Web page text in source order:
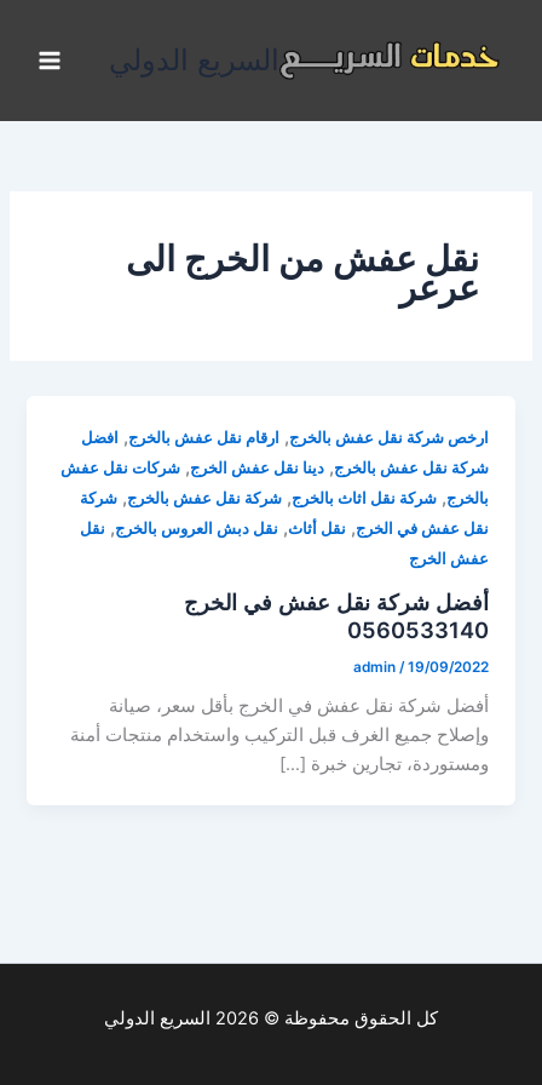
المحتوى
السريع الدولي
نقل عفش من الخرج الى
عرعر
ارخص شركة نقل عفش بالخرج, ارقام نقل عفش بالخرج, افضل
شركة نقل عفش بالخرج,دينا نقل عفش الخرج,شركات نقل عفش
بالخرج,شركة نقل اثاث بالخرج,شركة نقل عفش بالخرج,شركة
نقل عفش في الخرج, نقل أثاث, نقل دبش العروس بالخرج, نقل
عفش الخرج
أفضل شركة نقل عفش في الخرج
0560533140
admin /19/09/2022
أفضل شركة نقل عفش في الخرج بأقل سعر، صيانة
وإصلاح جميع الغرف قبل التركيب واستخدام منتجات أمنة
ومستوردة، تجارين خبرة […]
كل الحقوق محفوظة © 2026 السريع الدولي